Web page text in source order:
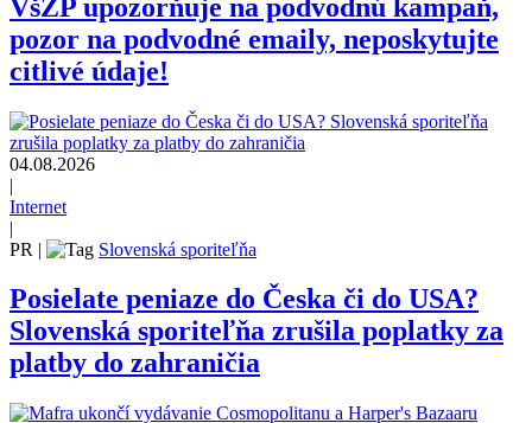
VšZP upozorňuje na podvodnú kampaň,
pozor na podvodné emaily, neposkytujte
citlivé údaje!
04.08.2026
|
Internet
|
PR | Slovenská sporiteľňa
Posielate peniaze do Česka či do USA?
Slovenská sporiteľňa zrušila poplatky za
platby do zahraničia